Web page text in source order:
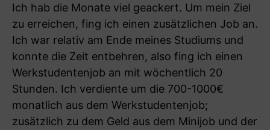
Ich hab die Monate viel geackert. Um mein Ziel
zu erreichen, fing ich einen zusätzlichen Job an.
Ich war relativ am Ende meines Studiums und
konnte die Zeit entbehren, also fing ich einen
Werkstudentenjob an mit wöchentlich 20
Stunden. Ich verdiente um die 700-1000€
monatlich aus dem Werkstudentenjob;
zusätzlich zu dem Geld aus dem Minijob und der